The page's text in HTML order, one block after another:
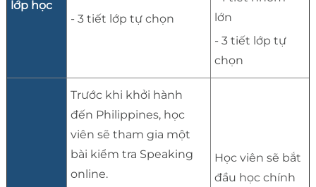
lớp học
- 3 tiết lớp tự chọn
lớn
- 3 tiết lớp tự
chọn
Trước khi khởi hành
đến Philippines, học
viên sẽ tham gia một
bài kiểm tra Speaking
online.
Học viên sẽ bắt
đầu học chính